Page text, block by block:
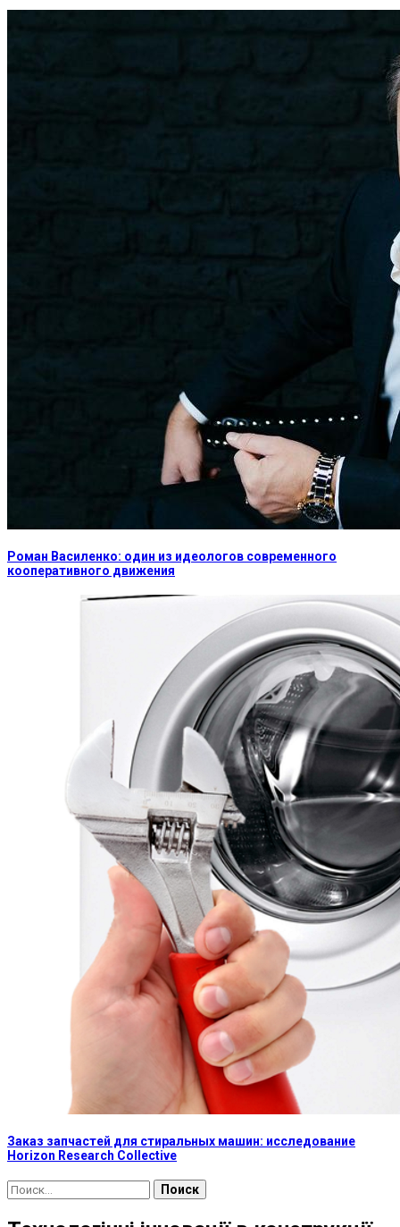
Роман Василенко: один из идеологов современного
кооперативного движения
Заказ запчастей для стиральных машин: исследование
Horizon Research Collective
Найти: